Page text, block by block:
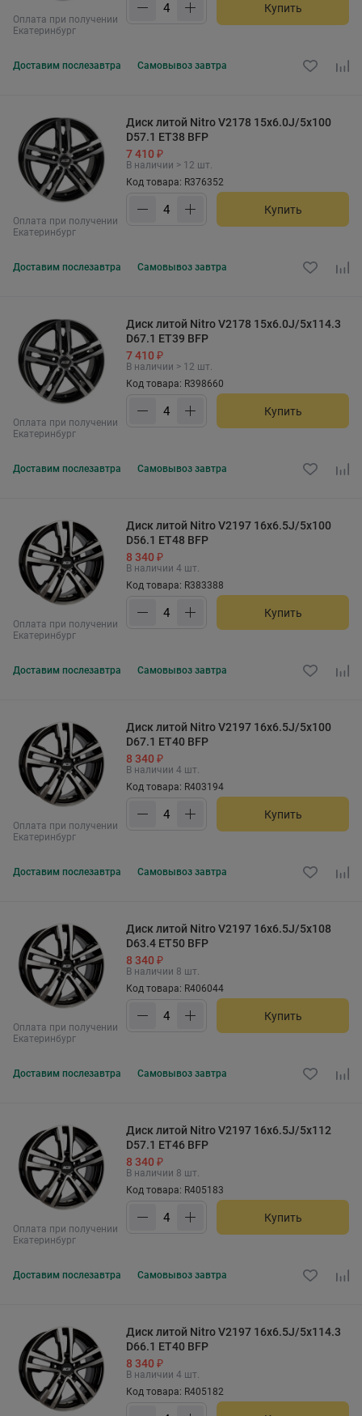
Оплата при получении
Екатеринбург
Купить
Доставим послезавтра Самовывоз завтра
Оплата при получении
Екатеринбург
Диск литой Nitro V2178 15x6.0J/5x100
D57.1 ET38 BFP
7 410 ₽
В наличии > 12 шт.
Код товара: R376352
Купить
Доставим послезавтра Самовывоз завтра
Оплата при получении
Екатеринбург
Диск литой Nitro V2178 15x6.0J/5x114.3
D67.1 ET39 BFP
7 410 ₽
В наличии > 12 шт.
Код товара: R398660
Купить
Доставим послезавтра Самовывоз завтра
Оплата при получении
Екатеринбург
Диск литой Nitro V2197 16x6.5J/5x100
D56.1 ET48 BFP
8 340 ₽
В наличии 4 шт.
Код товара: R383388
Купить
Доставим послезавтра Самовывоз завтра
Оплата при получении
Екатеринбург
Диск литой Nitro V2197 16x6.5J/5x100
D67.1 ET40 BFP
8 340 ₽
В наличии 4 шт.
Код товара: R403194
Купить
Доставим послезавтра Самовывоз завтра
Оплата при получении
Екатеринбург
Диск литой Nitro V2197 16x6.5J/5x108
D63.4 ET50 BFP
8 340 ₽
В наличии 8 шт.
Код товара: R406044
Купить
Доставим послезавтра Самовывоз завтра
Оплата при получении
Екатеринбург
Диск литой Nitro V2197 16x6.5J/5x112
D57.1 ET46 BFP
8 340 ₽
В наличии 8 шт.
Код товара: R405183
Купить
Доставим послезавтра Самовывоз завтра
Диск литой Nitro V2197 16x6.5J/5x114.3
D66.1 ET40 BFP
8 340 ₽
В наличии 4 шт.
Код товара: R405182